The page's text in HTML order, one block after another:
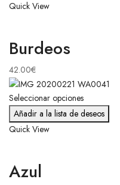
Quick View
Burdeos
42.00€
Seleccionar opciones
Añadir a la lista de deseos
Quick View
Azul